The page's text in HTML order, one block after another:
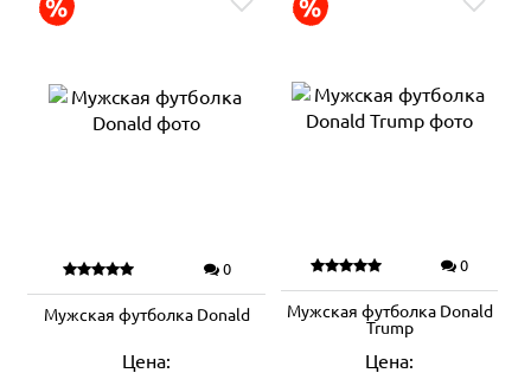
0
Мужская футболка Donald
Цена:
0
Мужская футболка Donald
Trump
Цена: